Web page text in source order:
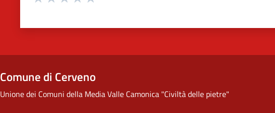
Comune di Cerveno
Unione dei Comuni della Media Valle Camonica "Civiltà delle pietre"